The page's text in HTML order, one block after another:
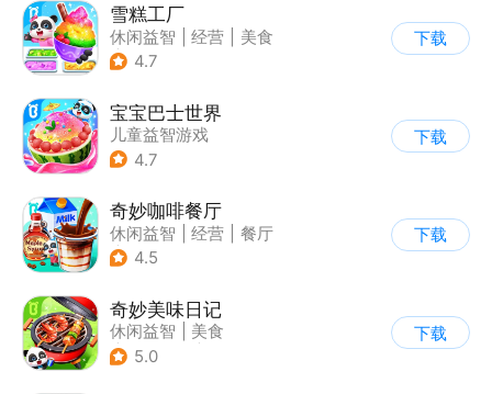
雪糕工厂
休闲益智 经营
美食
| 宝宝巴士
4.7
下载
宝宝巴士世界
儿童益智游戏
4.7
下载
奇妙咖啡餐厅
休闲益智 经营
餐厅
| 宝宝巴士
4.5
下载
奇妙美味日记
休闲益智
美食
| 宝宝巴士
5.0
下载